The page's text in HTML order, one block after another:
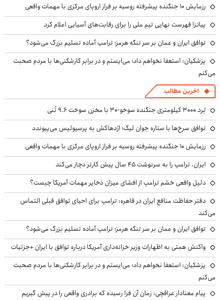
رزمایش ۱۰ جنگنده پیشرفته روسیه بر فراز اروپای مرکزی با مهمات واقعی
پیاتزا فهرست نهایی تیم ملی را برای رقابت‌های آسیایی اعلام کرد
توافق ایران و عمان بر سر تنگه هرمز؛ ترامپ آماده تسلیم بزرگ می‌شود؟
پزشکیان: استعفا نخواهم داد؛ می‌ایستم و در برابر کارشکنی‌ها با مردم صحبت
می‌کنم
آخرین مطالب
بُرد ۳۰۰۰ کیلومتری جنگنده سوخو-۳۰ با مخزن سوخت ۹.۶ تُنی
توافق سرخ‌ها با ستاره جوان لیگ؛ اژدهاکش به پرسپولیس می‌پیوندد
رزمایش ۱۰ جنگنده پیشرفته روسیه بر فراز اروپای مرکزی با مهمات واقعی
ایران، ترامپ را به سرنوشت ۴۵ سال پیش کارتر دچار می‌کند
دلیل واقعی خشم ترامپ از افشای میزان ذخایر مهمات آمریکا چیست؟
دفتر حفاظت منافع ایران در قاهره: ترامپ برای احیای توافق قبلی التماس
می‌کند
توافق ایران و عمان بر سر تنگه هرمز؛ ترامپ آماده تسلیم بزرگ می‌شود؟
واکنش همتی به اظهارات وزیر خزانه‌داری آمریکا درباره توافق با ایران +جزئیات
پزشکیان: استعفا نخواهم داد؛ می‌ایستم و در برابر کارشکنی‌ها با مردم صحبت
می‌کنم
پیام معنادار عراقچی: زمان آن فرا رسیده که برادری واقعی را در پیش گیریم